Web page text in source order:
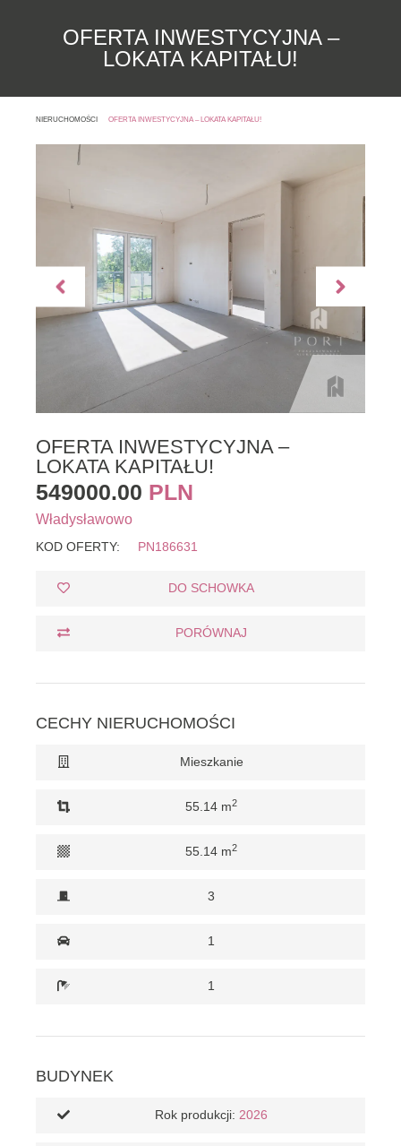
OFERTA INWESTYCYJNA –
LOKATA KAPITAŁU!
NIERUCHOMOŚCI OFERTA INWESTYCYJNA – LOKATA KAPITAŁU!
OFERTA INWESTYCYJNA –
LOKATA KAPITAŁU!
549000.00 PLN
Władysławowo
KOD OFERTY: PN186631
DO SCHOWKA
PORÓWNAJ
CECHY NIERUCHOMOŚCI
Mieszkanie
55.14 m2
55.14 m2
3
1
1
BUDYNEK
Rok produkcji: 2026